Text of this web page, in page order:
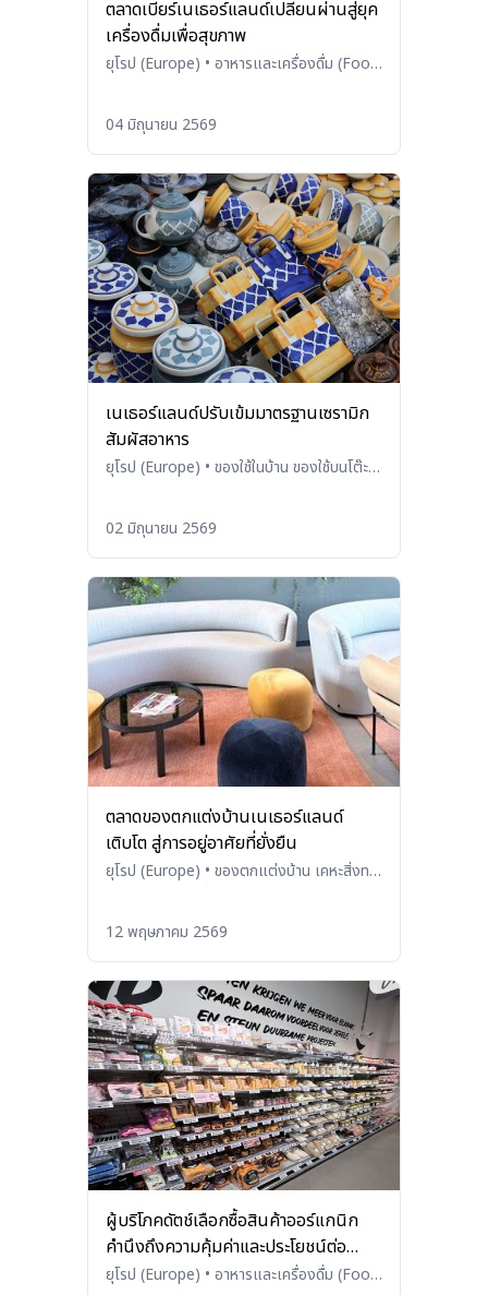
ตลาดเบียร์เนเธอร์แลนด์เปลี่ยนผ่านสู่ยุค
เครื่องดื่มเพื่อสุขภาพ
ยุโรป (Europe) • อาหารและเครื่องดื่ม (Food
04 มิถุนายน 2569
เนเธอร์แลนด์ปรับเข้มมาตรฐานเซรามิก
สัมผัสอาหาร
ยุโรป (Europe) • ของใช้ในบ้าน ของใช้บนโต๊ะ
Kitchenware)
02 มิถุนายน 2569
ตลาดของตกแต่งบ้านเนเธอร์แลนด์
เติบโต สู่การอยู่อาศัยที่ยั่งยืน
ยุโรป (Europe) • ของตกแต่งบ้าน เคหะสิ่งทอ
Others)
12 พฤษภาคม 2569
ผู้บริโภคดัตช์เลือกซื้อสินค้าออร์แกนิก
คำนึงถึงความคุ้มค่าและประโยชน์ต่อ
สุขภาพ
ยุโรป (Europe) • อาหารและเครื่องดื่ม (Food